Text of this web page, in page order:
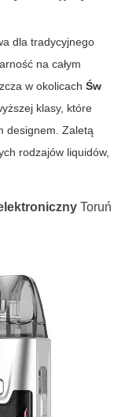
dla tradycyjnego
na całym
w okolicach Św
klasy, które
designem. Zaletą
rodzajów liquidów,
Toruń